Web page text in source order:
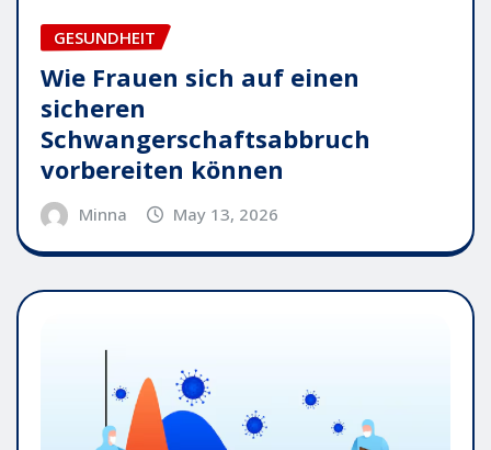
GESUNDHEIT
Wie Frauen sich auf einen
sicheren
Schwangerschaftsabbruch
vorbereiten können
Minna May 13, 2026